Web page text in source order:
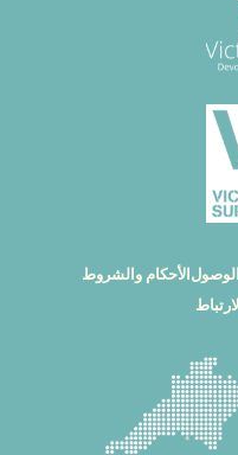
الأحكام والشروط